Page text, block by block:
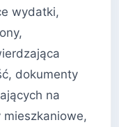
wydatki,
dokumenty
na
mieszkaniowe,